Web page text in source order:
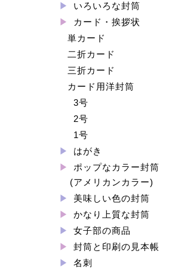
いろいろな封筒
カード・挨拶状
単カード
二折カード
三折カード
カード用洋封筒
3号
2号
1号
はがき
ポップなカラー封筒
(アメリカンカラー)
美味しい色の封筒
かなり上質な封筒
女子部の商品
封筒と印刷の見本帳
名刺